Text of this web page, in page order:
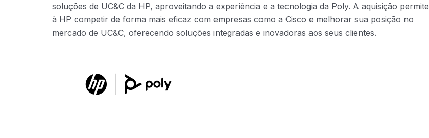
soluções de UC&C da HP, aproveitando a experiência e a tecnologia da Poly. A aquisição permite
à HP competir de forma mais eficaz com empresas como a Cisco e melhorar sua posição no
mercado de UC&C, oferecendo soluções integradas e inovadoras aos seus clientes.